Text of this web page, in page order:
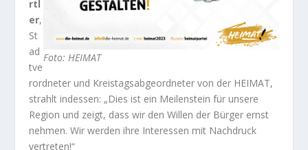
Foto: HEIMAT
rtl
er,
St
ad
tve
rordneter und Kreistagsabgeordneter von der HEIMAT,
strahlt indessen: „Dies ist ein Meilenstein für unsere
Region und zeigt, dass wir den Willen der Bürger ernst
nehmen. Wir werden ihre Interessen mit Nachdruck
vertreten!“